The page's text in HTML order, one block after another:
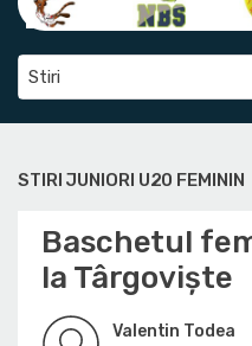
Stiri
STIRI JUNIORI U20 FEMININ
Baschetul
la Târgoviște
Valentin Todea